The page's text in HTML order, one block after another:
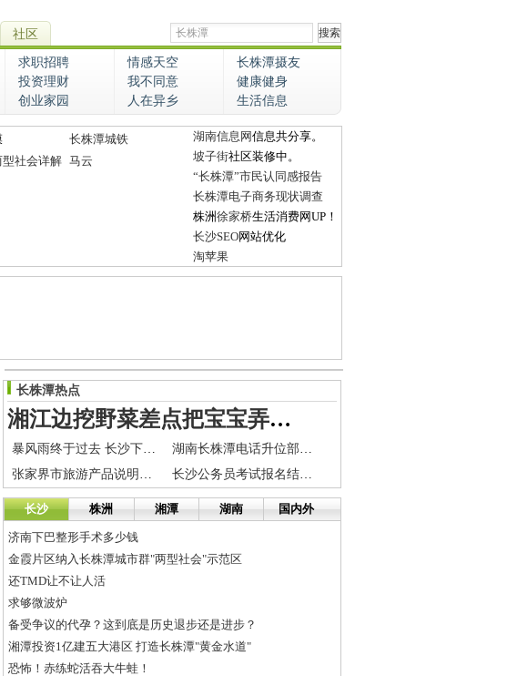
社区
求职招聘 情感天空
长株潭摄友
投资理财 我不同意
健康健身
创业家园 人在异乡 生活信息
长株潭城铁
社会详解 马云
湖南信息网信息共分享。
坡子街社区装修中。
“长株潭”市民认同感报告
长株潭电子商务现状调查
株洲徐家桥生活消费网UP！
长沙SEO网站优化
淘苹果
长株潭热点
湘江边挖野菜差点把宝宝弄丢 年轻妈妈吓得大哭
暴风雨终于过去 长沙下周37 ℃高温来报到
湖南长株潭电话升位部分上市公司公告缺位
张家界市旅游产品说明会在株举行 携手打造泛长株潭地区旅游圈
长沙公务员考试报名结束 2799人争抢民政局科员岗位
长沙 株洲 湘潭 湖南 国内外
济南下巴整形手术多少钱
金霞片区纳入长株潭城市群"两型社会"示范区
还TMD让不让人活
求够微波炉
备受争议的代孕？这到底是历史退步还是进步？
湘潭投资1亿建五大港区 打造长株潭"黄金水道"
恐怖！赤练蛇活吞大牛蛙！